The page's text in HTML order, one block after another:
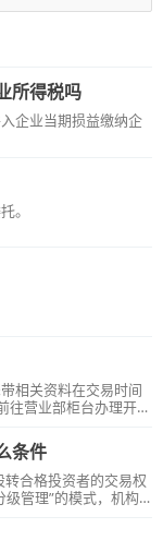
所得税吗
企业当期损益缴纳企
。
相关资料在交易时间
往营业部柜台办理开户
条件
转合格投资者的交易权
管理”的模式，机构